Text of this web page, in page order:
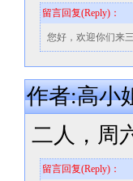
留言回复(Reply)：
您好，欢迎你们来
作者:高小
二人，周
留言回复(Reply)：